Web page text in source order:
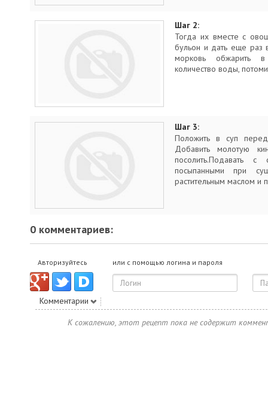
Шаг 2:
Тогда их вместе с
бульон и дать еще раз
морковь обжарить
количество воды,
Шаг 3:
Положить в суп
Добавить молотую
посолить.Подавать
посыпанными при
растительным маслом и
0 комментариев:
Авторизуйтесь или с помощью логина и пароля
Комментарии
К сожалению, этот рецепт пока не содержит